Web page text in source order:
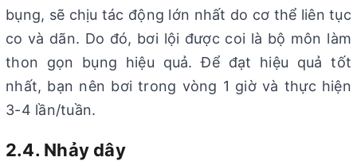
bụng, sẽ chịu tác động lớn nhất do cơ thể liên tục
co và dãn. Do đó, bơi lội được coi là bộ môn làm
thon gọn bụng hiệu quả. Để đạt hiệu quả tốt
nhất, bạn nên bơi trong vòng 1 giờ và thực hiện
3-4 lần/tuần.
2.4. Nhảy dây